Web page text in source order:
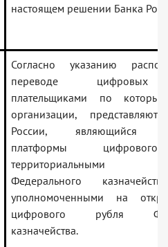
настоящем решении Банка
Согласно указанию
переводе цифровых
плательщиками по
организации,
России, являющийся
платформы
территориальными
Федерального
уполномоченными на
цифрового рубля
казначейства.